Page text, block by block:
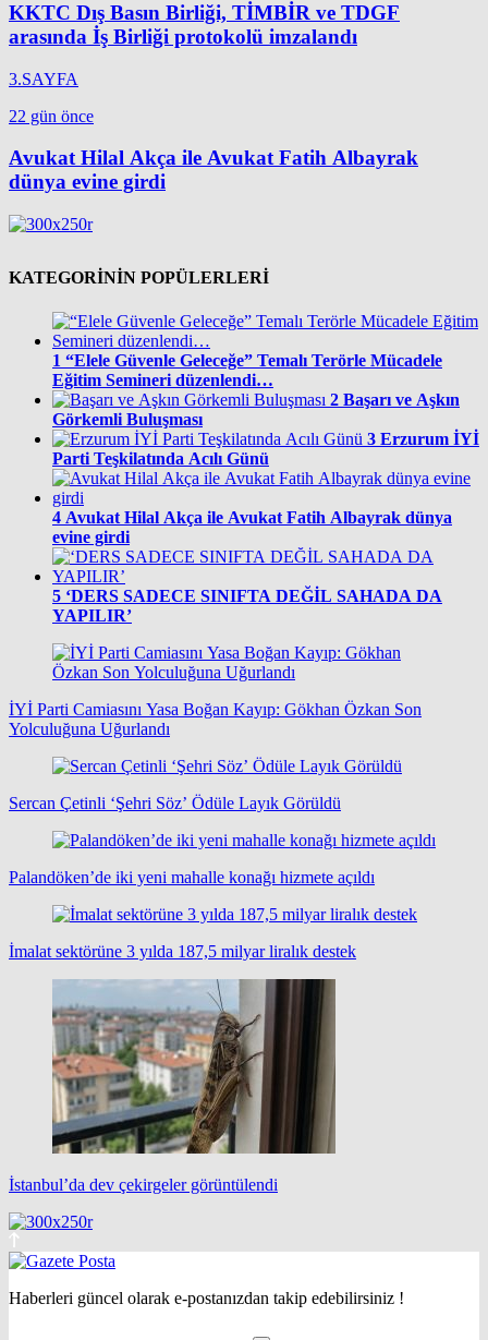
KKTC Dış Basın Birliği, TİMBİR ve TDGF
arasında İş Birliği protokolü imzalandı
3.SAYFA
22 gün önce
Avukat Hilal Akça ile Avukat Fatih Albayrak
dünya evine girdi
KATEGORİNİN POPÜLERLERİ
1 “Elele Güvenle Geleceğe” Temalı Terörle Mücadele
Eğitim Semineri düzenlendi…
2 Başarı ve Aşkın
Görkemli Buluşması
3 Erzurum İYİ
Parti Teşkilatında Acılı Günü
4 Avukat Hilal Akça ile Avukat Fatih Albayrak dünya
evine girdi
5 ‘DERS SADECE SINIFTA DEĞİL SAHADA DA
YAPILIR’
İYİ Parti Camiasını Yasa Boğan Kayıp: Gökhan Özkan Son
Yolculuğuna Uğurlandı
Sercan Çetinli ‘Şehri Söz’ Ödüle Layık Görüldü
Palandöken’de iki yeni mahalle konağı hizmete açıldı
İmalat sektörüne 3 yılda 187,5 milyar liralık destek
İstanbul’da dev çekirgeler görüntülendi
Haberleri güncel olarak e-postanızdan takip edebilirsiniz !